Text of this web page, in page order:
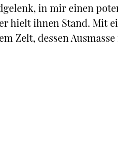
in mir einen
hielt ihnen Stand. Mit
Zelt, dessen